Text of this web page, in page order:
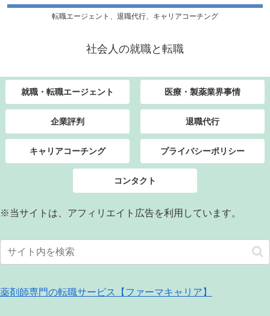
転職エージェント、退職代行、キャリアコーチング
社会人の就職と転職
就職・転職エージェント 医療・製薬業界事情
企業評判 退職代行
キャリアコーチング プライバシーポリシー
コンタクト
※当サイトは、アフィリエイト広告を利用しています。
薬剤師専門の転職サービス【ファーマキャリア】